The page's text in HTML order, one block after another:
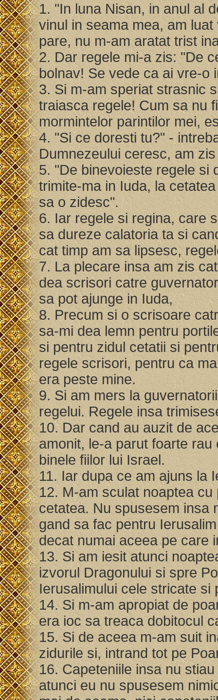
1. "In luna Nisan, in anul al
vinul in seama mea, am
pare, nu m-am aratat trist
2. Dar regele mi-a zis: "De
bolnav! Se vede ca ai vre-o
3. Si m-am speriat strasnic
traiasca regele! Cum sa nu
mormintelor parintilor mei,
4. "Si ce doresti tu?" -
Dumnezeului ceresc, am
5. "De binevoieste regele si
trimite-ma in Iuda, la
sa o zidesc".
6. Iar regele si regina, care
sa dureze calatoria ta si
cat timp am sa lipsesc,
7. La plecare insa am zis
dea scrisori catre
sa pot ajunge in Iuda,
8. Precum si o scrisoare
sa-mi dea lemn pentru
si pentru zidul cetatii si
regele scrisori, pentru ca
era peste mine.
9. Si am mers la
regelui. Regele insa
10. Dar cand au auzit de
amonit, le-a parut foarte
binele fiilor lui Israel.
11. Iar dupa ce am ajuns la
12. M-am sculat noaptea
cetatea. Nu spusesem insa
gand sa fac pentru
decat numai aceea pe care
13. Si am iesit atunci
izvorul Dragonului si spre
Ierusalimului cele stricate
14. Si m-am apropiat de
era ioc sa treaca dobitocul
15. Si de aceea m-am suit
zidurile si, intrand tot pe
16. Capeteniile insa nu
atunci eu nu spusesem